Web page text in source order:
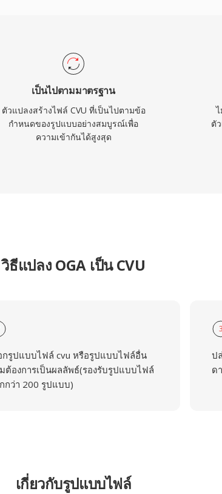
เป็นไปตามมาตรฐาน
ตัวแปลงสร้างไฟล์ CVU ที่เป็นไปตามข้อ
กำหนดของรูปแบบอย่างสมบูรณ์เพื่อ
ความเข้ากันได้สูงสุด
ตั
วิธีแปลง OGA เป็น CVU
กรูปแบบไฟล์ cvu หรือรูปแบบไฟล์อื่น
ต้องการเป็นผลลัพธ์(รองรับรูปแบบไฟล์
กว่า 200 รูปแบบ)
3
ป
ด
เกี่ยวกับรูปแบบไฟล์